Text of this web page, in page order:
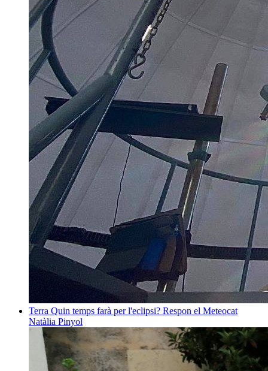
Terra Quin temps farà per l'eclipsi? Respon el Meteocat
Natàlia Pinyol